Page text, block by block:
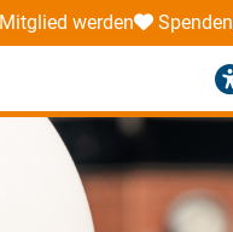
Mitglied werden Spenden